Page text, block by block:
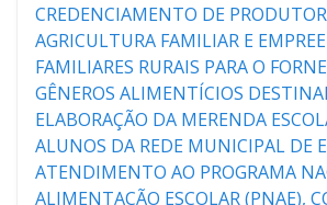
CREDENCIAMENTO DE
AGRICULTURA FAMILIAR E
FAMILIARES RURAIS PARA O
GÊNEROS ALIMENTÍCIOS
ELABORAÇÃO DA MERENDA
ALUNOS DA REDE MUNICIPAL DE
ATENDIMENTO AO PROGRAMA
ALIMENTAÇÃO ESCOLAR (PNAE),